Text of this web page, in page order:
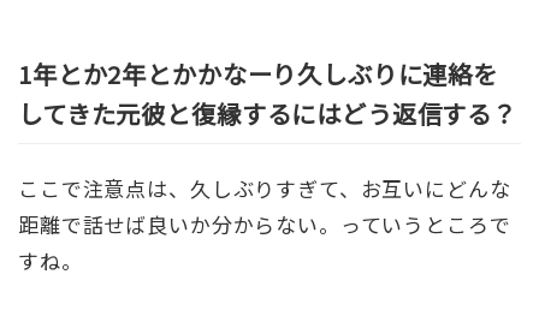
1年とか2年とかかなーり久しぶりに連絡を
してきた元彼と復縁するにはどう返信する？
ここで注意点は、久しぶりすぎて、お互いにどんな
距離で話せば良いか分からない。っていうところで
すね。